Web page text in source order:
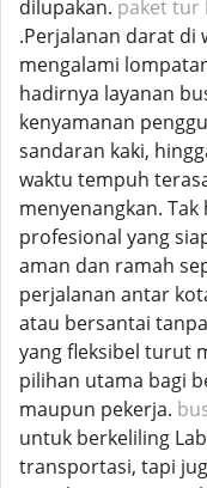
dilupakan. paket tur
.Perjalanan darat di
mengalami
hadirnya layanan
kenyamanan
sandaran kaki,
waktu tempuh
menyenangkan.
profesional yang
aman dan ramah
perjalanan antar
atau bersantai
yang fleksibel turut
pilihan utama bagi
maupun pekerja.
untuk berkeliling
transportasi, tapi